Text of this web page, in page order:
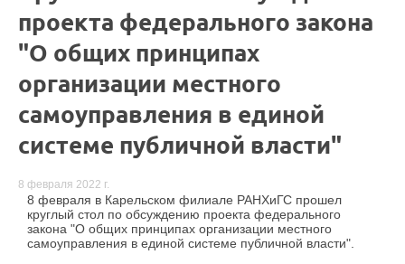
проекта федерального закона
"О общих принципах
организации местного
самоуправления в единой
системе публичной власти"
8 февраля 2022 г.
8 февраля в Карельском филиале РАНХиГС прошел
круглый стол по обсуждению проекта федерального
закона "О общих принципах организации местного
самоуправления в единой системе публичной власти".